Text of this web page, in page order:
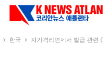
한국 자가격리면제서 발급 관련